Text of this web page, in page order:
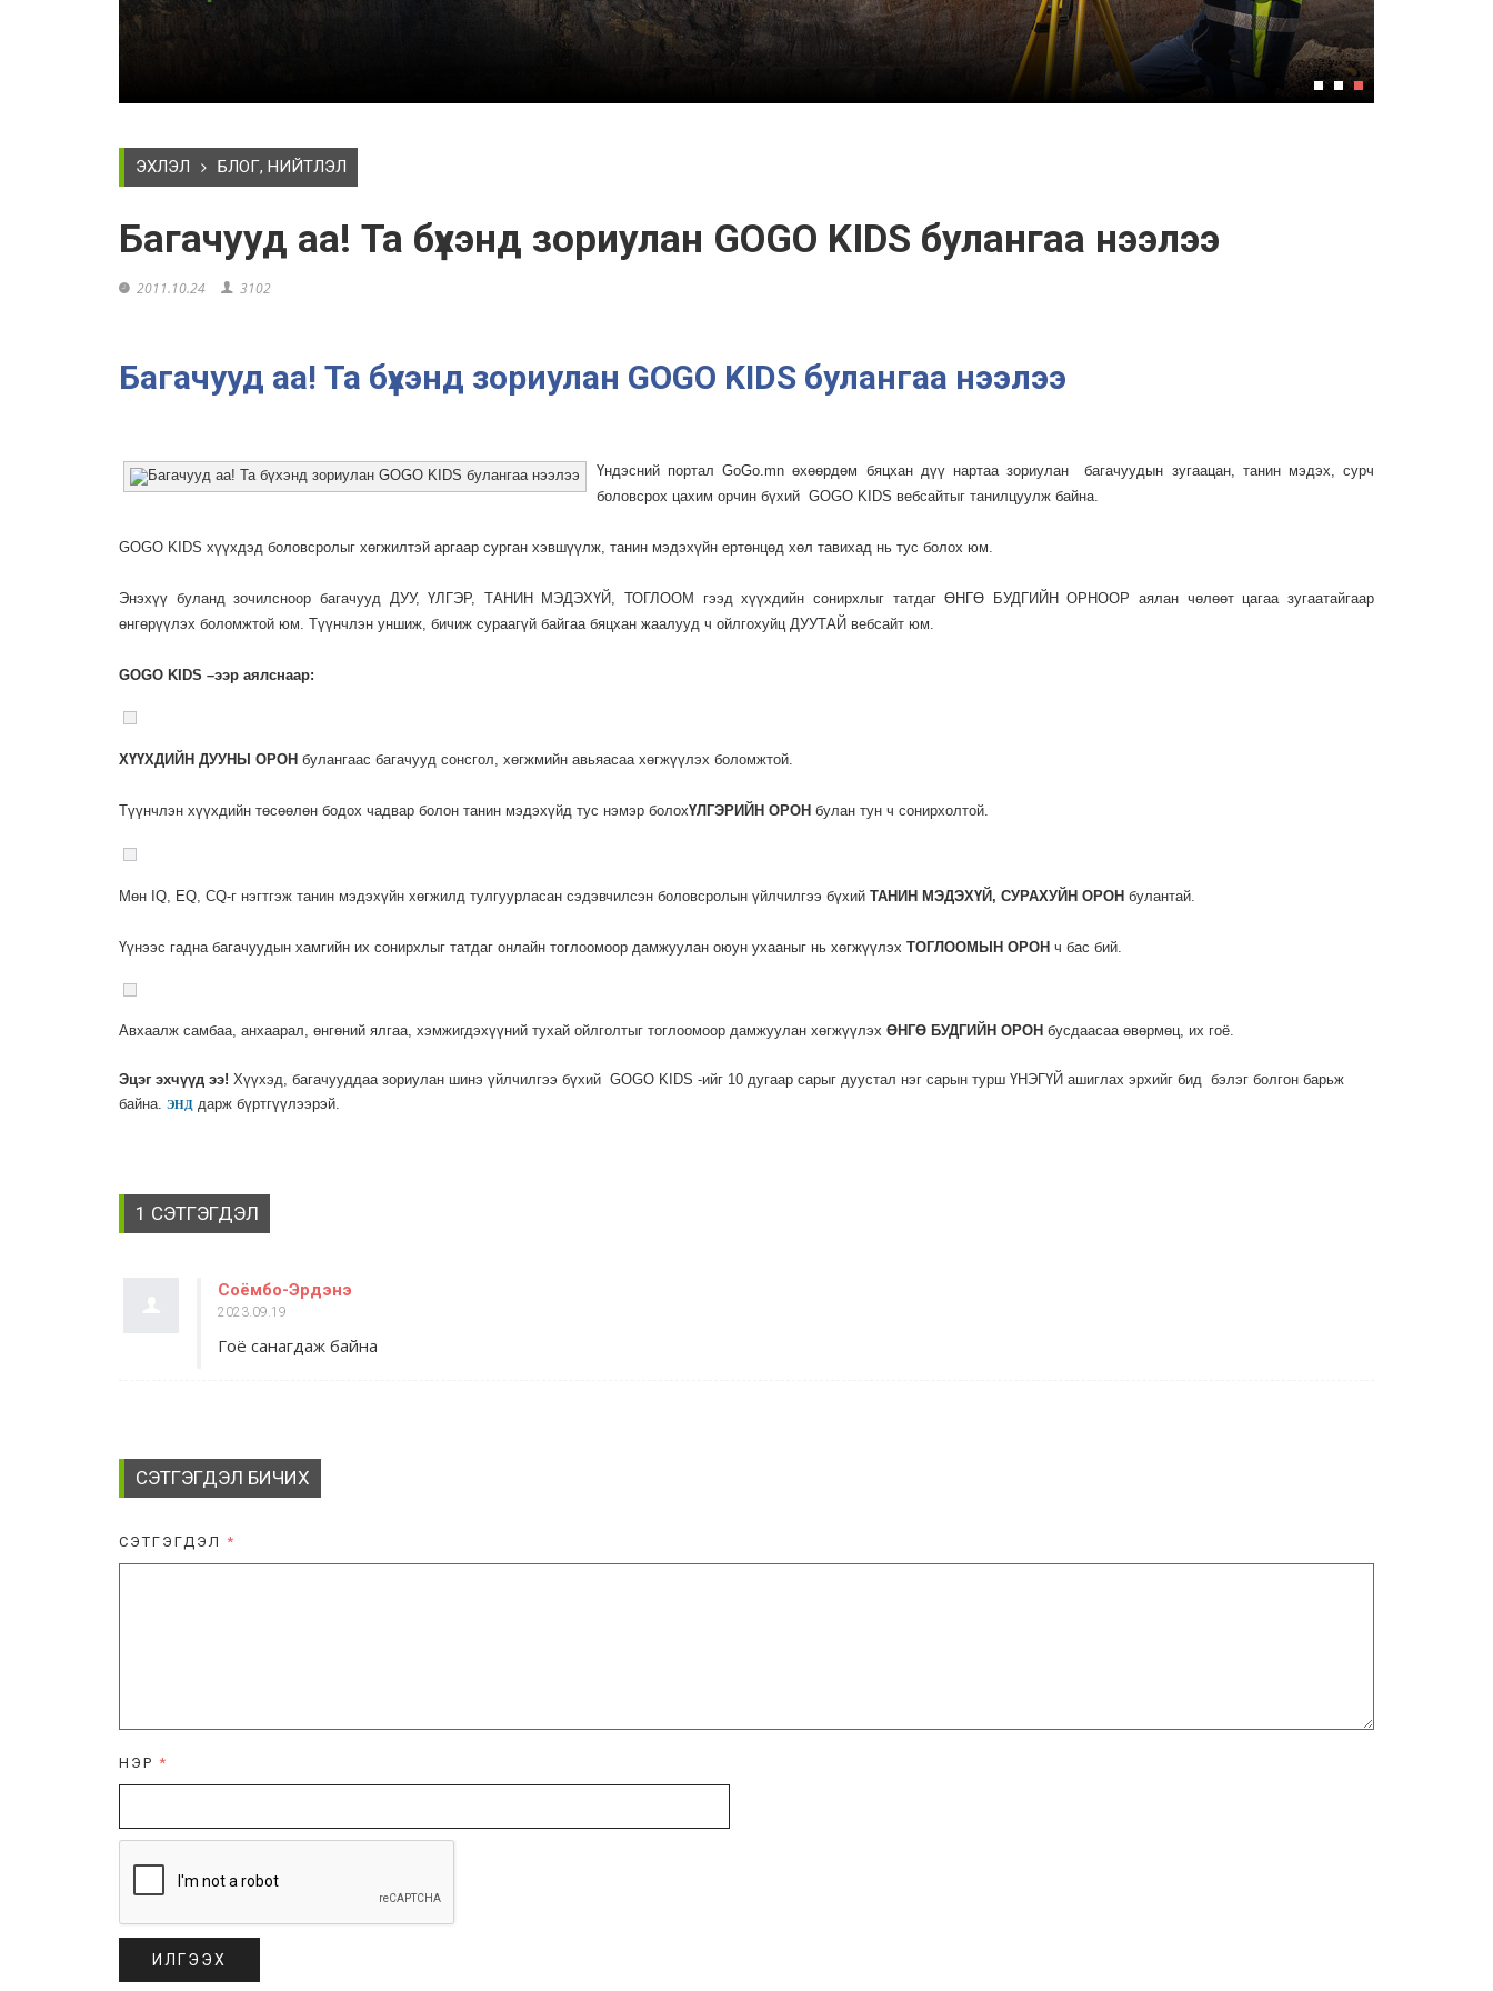
ЭХЛЭЛ БЛОГ, НИЙТЛЭЛ
Багачууд аа! Та бүхэнд зориулан GOGO KIDS булангаа нээлээ
2011.10.24 3102
Багачууд аа! Та бүхэнд зориулан GOGO KIDS булангаа нээлээ
Үндэсний портал GoGo.mn өхөөрдөм бяцхан дүү нартаа зориулан багачуудын зугаацан, танин мэдэх, сурч
боловсрох цахим орчин бүхий GOGO KIDS вебсайтыг танилцуулж байна.
GOGO KIDS хүүхдэд боловсролыг хөгжилтэй аргаар сурган хэвшүүлж, танин мэдэхүйн ертөнцөд хөл тавихад нь тус болох юм.
Энэхүү буланд зочилсноор багачууд ДУУ, ҮЛГЭР, ТАНИН МЭДЭХҮЙ, ТОГЛООМ гээд хүүхдийн сонирхлыг татдаг ӨНГӨ БУДГИЙН ОРНООР аялан чөлөөт цагаа зугаатайгаар
өнгөрүүлэх боломжтой юм. Түүнчлэн уншиж, бичиж сураагүй байгаа бяцхан жаалууд ч ойлгохуйц ДУУТАЙ вебсайт юм.
GOGO KIDS –ээр аялснаар:
ХҮҮХДИЙН ДУУНЫ ОРОН булангаас багачууд сонсгол, хөгжмийн авьяасаа хөгжүүлэх боломжтой.
Түүнчлэн хүүхдийн төсөөлөн бодох чадвар болон танин мэдэхүйд тус нэмэр болохҮЛГЭРИЙН ОРОН булан тун ч сонирхолтой.
Мөн IQ, EQ, CQ-г нэгтгэж танин мэдэхүйн хөгжилд тулгуурласан сэдэвчилсэн боловсролын үйлчилгээ бүхий ТАНИН МЭДЭХҮЙ, СУРАХУЙН ОРОН булантай.
Үүнээс гадна багачуудын хамгийн их сонирхлыг татдаг онлайн тоглоомоор дамжуулан оюун ухааныг нь хөгжүүлэх ТОГЛООМЫН ОРОН ч бас бий.
Авхаалж самбаа, анхаарал, өнгөний ялгаа, хэмжигдэхүүний тухай ойлголтыг тоглоомоор дамжуулан хөгжүүлэх ӨНГӨ БУДГИЙН ОРОН бусдаасаа өвөрмөц, их гоё.
Эцэг эхчүүд ээ! Хүүхэд, багачууддаа зориулан шинэ үйлчилгээ бүхий GOGO KIDS -ийг 10 дугаар сарыг дуустал нэг сарын турш ҮНЭГҮЙ ашиглах эрхийг бид бэлэг болгон барьж
байна. ЭНД дарж бүртгүүлээрэй.
1 СЭТГЭГДЭЛ
Соёмбо-Эрдэнэ
2023.09.19
Гоё санагдаж байна
СЭТГЭГДЭЛ БИЧИХ
СЭТГЭГДЭЛ *
НЭР *